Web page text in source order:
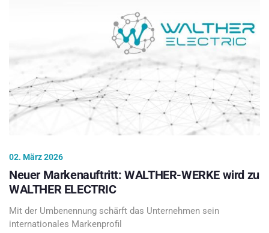
02. März 2026
Neuer Markenauftritt: WALTHER-WERKE wird zu
WALTHER ELECTRIC
Mit der Umbenennung schärft das Unternehmen sein
internationales Markenprofil